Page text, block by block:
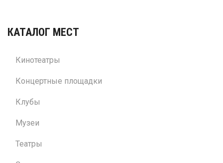
КАТАЛОГ МЕСТ
Кинотеатры
Концертные площадки
Клубы
Музеи
Театры